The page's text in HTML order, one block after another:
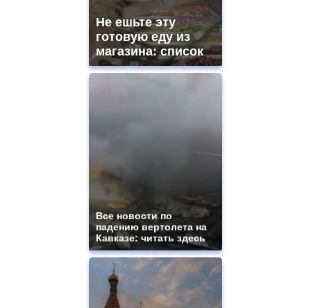
Не ешьте эту
готовую еду из
магазина: список
Все новости по
падению вертолета на
Кавказе: читать здесь